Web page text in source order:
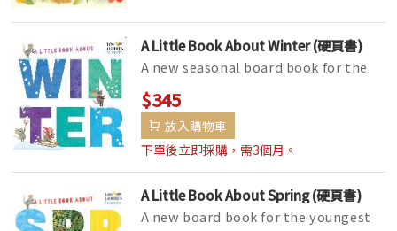
A Little Book About Winter (硬頁書)
A new seasonal board book for the
youngest fans of Leo Lionni--inspired
by his bestselling books! A ...
$345
放入購物車
下單後立即採購，需3個月。
A Little Book About Spring (硬頁書)
A new board book for the youngest